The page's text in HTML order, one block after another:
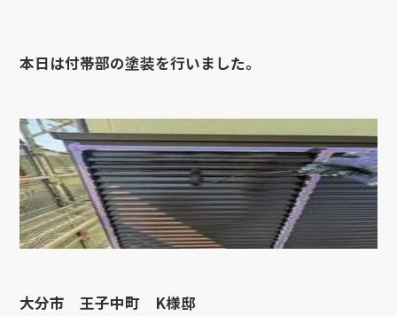
本日は付帯部の塗装を行いました。
大分市 王子中町 K様邸